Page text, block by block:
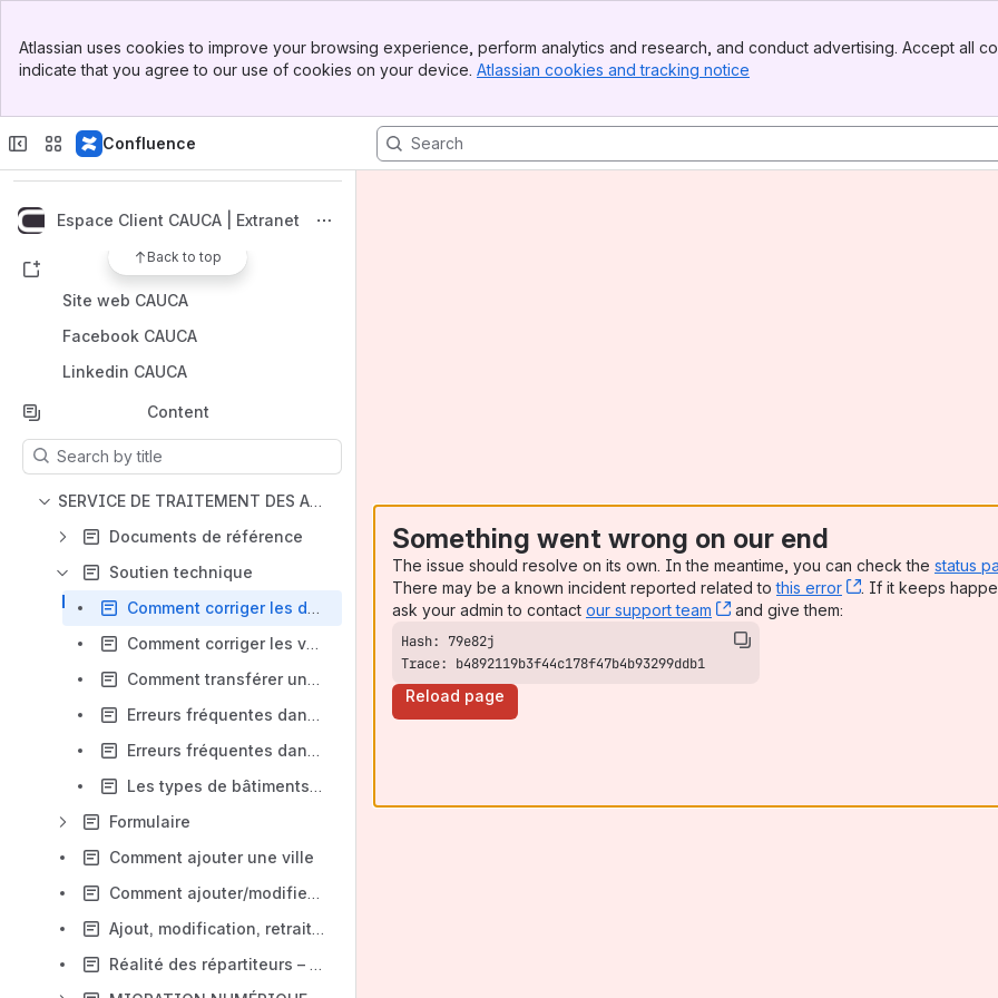
Top Bar
Sidebar
Atlassian uses cookies to improve your browsing experience, perform analytics and research, and conduct advertising. Accept all
indicate that you agree to our use of cookies on your device. Atlassian cookies and tracking notice
Confluence
Apps
Espace Client CAUCA | Extranet
Back to top
Shortcuts
Site web CAUCA
Facebook CAUCA
Linkedin CAUCA
Content
Results will update as you type.
SERVICE DE TRAITEMENT DES APPELS D'URGENCE
Documents de référence
Soutien technique
Comment corriger les doublons
Comment corriger les voies dans PL
Comment transférer une copie de sécurité de PL vers CAUCA
Erreurs fréquentes dans les bâtiments
Erreurs fréquentes dans les voies de circulation
Les types de bâtiments dans l'onglet CAUCA
Formulaire
Comment ajouter une ville
Comment ajouter/modifier une voie de circulation
Ajout, modification, retrait d'un technicien ambulancier (TAP)
Réalité des répartiteurs – comparaison entre période normale et période très achalandée
Something went wrong on our end
The issue should resolve on its own. In the meantime, you can check the status
There may be a known incident reported related tothis error , (opens new
. If it keeps
ask your admin to contact our support team , (opens new window)
and give them:
Trace: b4892119b3f44c178f47b4b93299ddb1
Reload page